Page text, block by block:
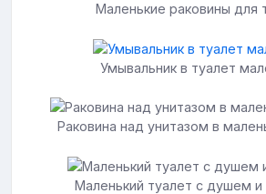
Маленькие раковины для
Умывальник в туалет
Раковина над унитазом в
Маленький туалет с душем и